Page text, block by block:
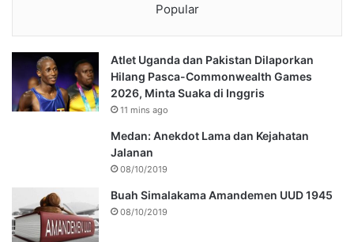
Popular
Atlet Uganda dan Pakistan Dilaporkan
Hilang Pasca-Commonwealth Games
2026, Minta Suaka di Inggris
11 mins ago
Medan: Anekdot Lama dan Kejahatan
Jalanan
08/10/2019
Buah Simalakama Amandemen UUD 1945
08/10/2019